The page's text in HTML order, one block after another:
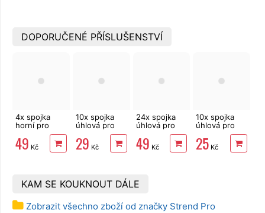
DOPORUČENÉ PŘÍSLUŠENSTVÍ
4x spojka
horní pro
opěrnou tyč
1,1 cm
49 Kč
10x spojka
úhlová pro
opěrnou tyč
1,1 cm
29 Kč
24x spojka
úhlová pro
opěrnou tyč
1,1 cm
49 Kč
10x spojka
úhlová pro
opěrnou tyč
1,1 cm
25 Kč
KAM SE KOUKNOUT DÁLE
Zobrazit všechno zboží od značky Strend Pro